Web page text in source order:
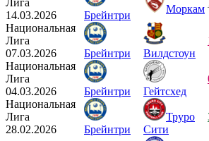
14.03.2026
Брейнтри
Моркам
Национальная
Лига
07.03.2026
Брейнтри Вилдстоун
Национальная
Лига
04.03.2026
Брейнтри Гейтсхед
Национальная
Лига
28.02.2026
Брейнтри
Труро
Сити